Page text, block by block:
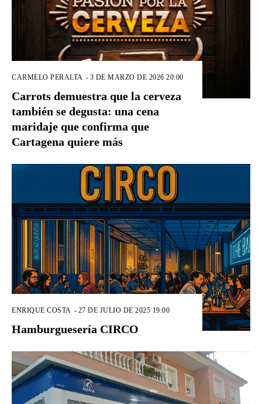
CARMELO PERALTA - 3 DE MARZO DE 2026 20:00
Carrots demuestra que la cerveza
también se degusta: una cena
maridaje que confirma que
Cartagena quiere más
ENRIQUE COSTA - 27 DE JULIO DE 2025 19:00
Hamburguesería CIRCO